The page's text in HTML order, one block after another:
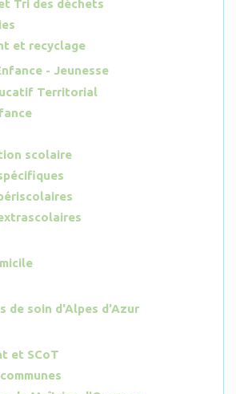
Tri des déchets
et recyclage
- Jeunesse
Territorial
scolaire
de soin d'Alpes d'Azur
et SCoT